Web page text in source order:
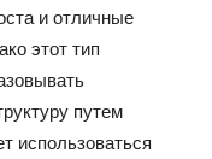
и отличные
этот тип
путем
использоваться